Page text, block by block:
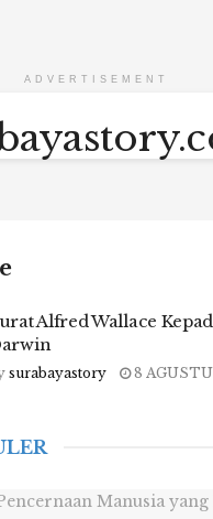
ADVERTISEMENT
Alfred Wallace
surabayastory 8